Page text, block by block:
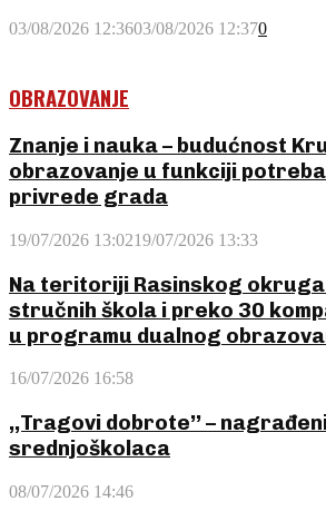
03/08/2026 12:3603/08/2026 12:370
OBRAZOVANJE
Znanje i nauka – budućnost
obrazovanje u funkciji
privrede grada
19/07/2026 13:0219/07/2026 13:33
Na teritoriji Rasinskog
stručnih škola i preko 30
u programu dualnog
16/07/2026 16:58
,,Tragovi dobrote’’ –
srednjoškolaca
08/07/2026 14:46